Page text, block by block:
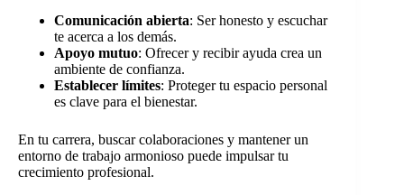
Comunicación abierta: Ser honesto y escuchar
te acerca a los demás.
Apoyo mutuo: Ofrecer y recibir ayuda crea un
ambiente de confianza.
Establecer límites: Proteger tu espacio personal
es clave para el bienestar.
En tu carrera, buscar colaboraciones y mantener un
entorno de trabajo armonioso puede impulsar tu
crecimiento profesional.